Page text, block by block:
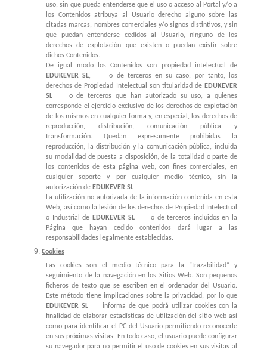
uso, sin que pueda entenderse que el uso o acceso al Portal y/o a
los Contenidos atribuya al Usuario derecho alguno sobre las
citadas marcas, nombres comerciales y/o signos distintivos, y sin
que puedan entenderse cedidos al Usuario, ninguno de los
derechos de explotación que existen o puedan existir sobre
dichos Contenidos.
De igual modo los Contenidos son propiedad intelectual de
EDUKEVER SL, o de terceros en su caso, por tanto, los
derechos de Propiedad Intelectual son titularidad de EDUKEVER
SL o de terceros que han autorizado su uso, a quienes
corresponde el ejercicio exclusivo de los derechos de explotación
de los mismos en cualquier forma y, en especial, los derechos de
reproducción, distribución, comunicación pública y
transformación. Quedan expresamente prohibidas la
reproducción, la distribución y la comunicación pública, incluida
su modalidad de puesta a disposición, de la totalidad o parte de
los contenidos de esta página web, con fines comerciales, en
cualquier soporte y por cualquier medio técnico, sin la
autorización de EDUKEVER SL
La utilización no autorizada de la información contenida en esta
Web, así como la lesión de los derechos de Propiedad Intelectual
o Industrial de EDUKEVER SLo de terceros incluidos en la
Página que hayan cedido contenidos dará lugar a las
responsabilidades legalmente establecidas.
Cookies
Las cookies son el medio técnico para la “trazabilidad” y
seguimiento de la navegación en los Sitios Web. Son pequeños
ficheros de texto que se escriben en el ordenador del Usuario.
Este método tiene implicaciones sobre la privacidad, por lo que
EDUKEVER SL informa de que podrá utilizar cookies con la
finalidad de elaborar estadísticas de utilización del sitio web así
como para identificar el PC del Usuario permitiendo reconocerle
en sus próximas visitas. En todo caso, el usuario puede configurar
su navegador para no permitir el uso de cookies en sus visitas al